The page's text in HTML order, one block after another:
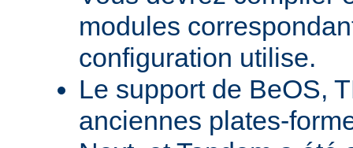
modules
configuration utilise.
Le support de BeOS,
anciennes plates-